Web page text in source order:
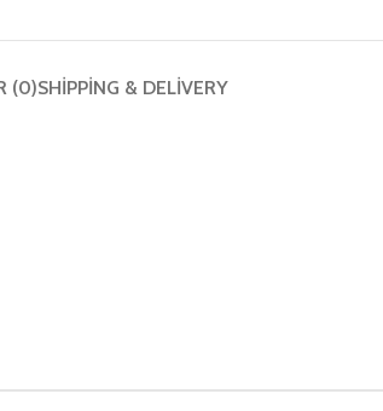
(0)SHIPPING & DELIVERY